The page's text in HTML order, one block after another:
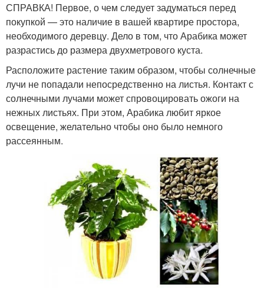
СПРАВКА! Первое, о чем следует задуматься перед
покупкой — это наличие в вашей квартире простора,
необходимого деревцу. Дело в том, что Арабика может
разрастись до размера двухметрового куста.
Расположите растение таким образом, чтобы солнечные
лучи не попадали непосредственно на листья. Контакт с
солнечными лучами может спровоцировать ожоги на
нежных листьях. При этом, Арабика любит яркое
освещение, желательно чтобы оно было немного
рассеянным.